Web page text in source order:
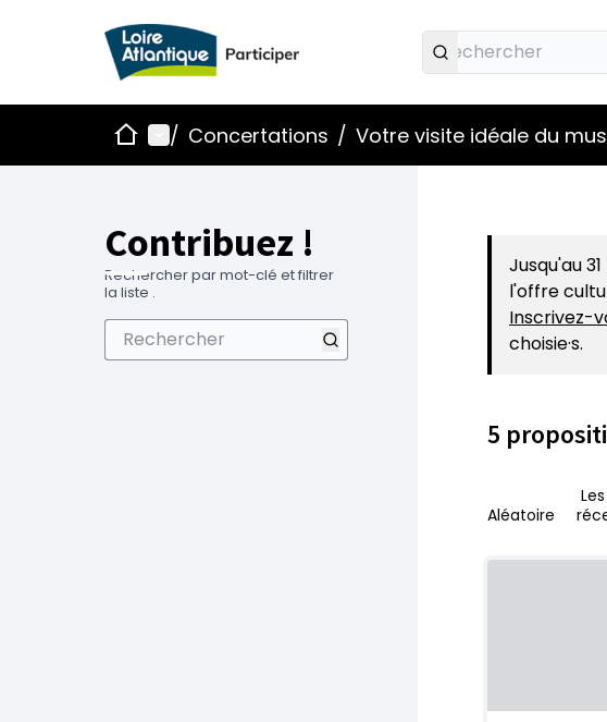
AccueilMenu principal
/ Concertations / Votre visite idéale du
Contribuez !
Rechercher par mot-clé et filtrer
la liste .
Jusqu'au
l'offre
Inscrivez-
choisie·s.
5
Aléatoire